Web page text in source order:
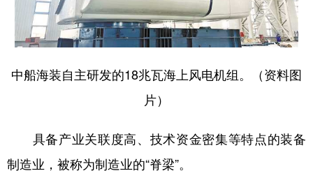
中船海装自主研发的18兆瓦海上风电机组。（资料图
片）
具备产业关联度高、技术资金密集等特点的装备
制造业，被称为制造业的“脊梁”。